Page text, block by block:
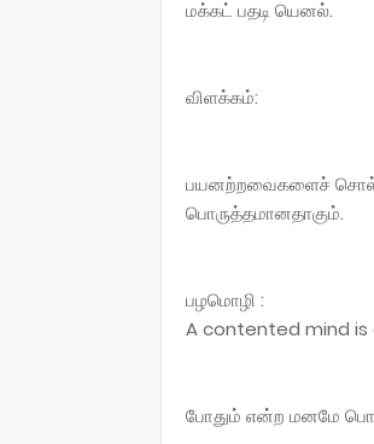
மக்கட் பதடி யெனல்.
விளக்கம்:
பயனற்றவைகளைச்
பொருத்தமானதாகும்.
பழமொழி :
A contented mind
போதும் என்ற மனமே